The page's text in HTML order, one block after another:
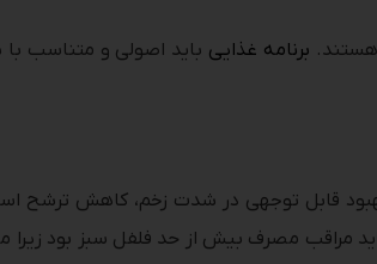
برنامه غذایی باید اصولی و متناسب
قابل توجهی در شدت زخم، کاهش ترشح
مصرف بیش از حد فلفل سبز بود زیرا می